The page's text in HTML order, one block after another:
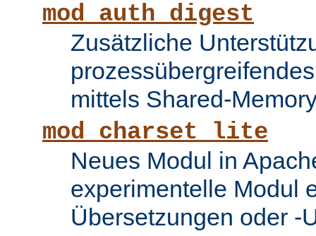
mod_auth_digest
Zusätzliche
mittels Shared-
mod_charset_lite
Neues Modul in
experimentelle Modul
Übersetzungen oder -